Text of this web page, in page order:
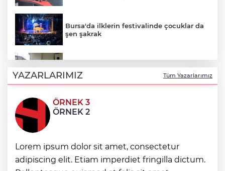
Bursa'da ilklerin festivalinde çocuklar da
şen şakrak
kavuşacaklar
Antalya'da Korkuteli üreticisine çifte
destek
Nilüfer’de kaldırımlar temizlendi
YAZARLARIMIZ Tüm Yazarlarımız
ÖRNEK 3
ÖRNEK 2
Lorem ipsum dolor sit amet, consectetur
adipiscing elit. Etiam imperdiet fringilla dictum.